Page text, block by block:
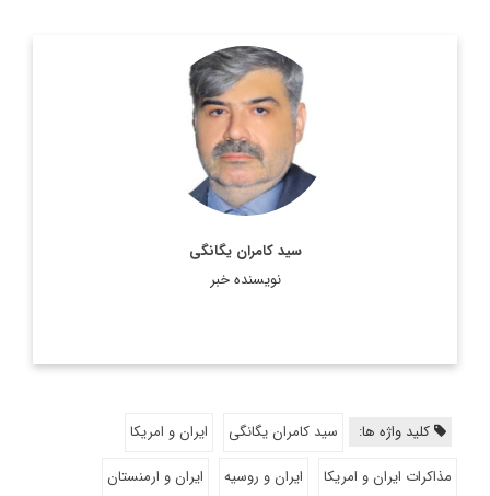
سید کامران یگانگی
نویسنده خبر
پژوهشگر گروه علوم شناختی، فن آوری و حکمرانی
اطلاعات بیشتر
کلید واژه ها: سید کامران یگانگی
ایران و امریکا
مذاکرات ایران و امریکا
ایران و روسیه
ایران و ارمنستان